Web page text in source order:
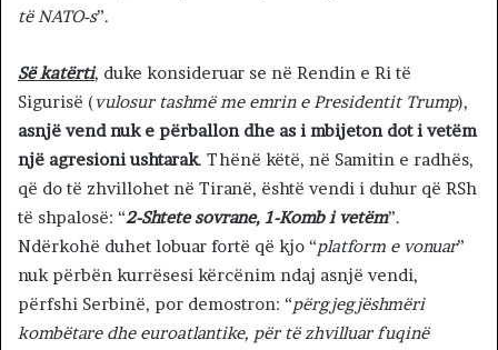
të NATO-s”.
Së katërti, duke konsideruar se në Rendin e Ri të
Sigurisë (vulosur tashmë me emrin e Presidentit Trump),
asnjë vend nuk e përballon dhe as i mbijeton dot i vetëm
një agresioni ushtarak. Thënë këtë, në Samitin e radhës,
që do të zhvillohet në Tiranë, është vendi i duhur që RSh
të shpalosë: “2-Shtete sovrane, 1-Komb i vetëm”.
Ndërkohë duhet lobuar fortë që kjo “platform e vonuar”
nuk përbën kurrësesi kërcënim ndaj asnjë vendi,
përfshi Serbinë, por demostron: “përgjegjëshmëri
kombëtare dhe euroatlantike, për të zhvilluar fuqinë